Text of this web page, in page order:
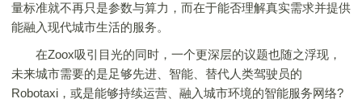
量标准就不再只是参数与算力，而在于能否理解真实需求并提供
能融入现代城市生活的服务。
在Zoox吸引目光的同时，一个更深层的议题也随之浮现，
未来城市需要的是足够先进、智能、替代人类驾驶员的
Robotaxi，或是能够持续运营、融入城市环境的智能服务网络?